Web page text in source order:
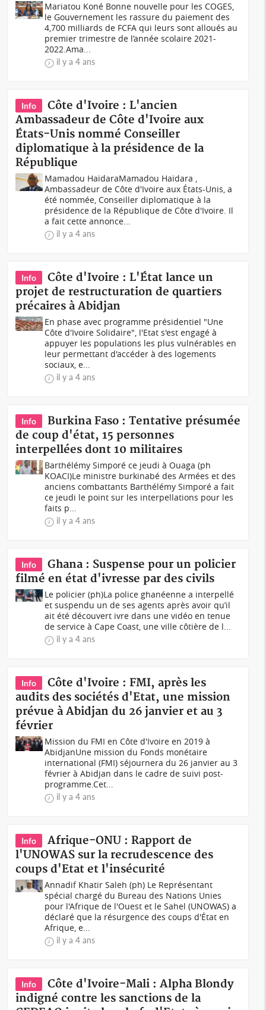
Mariatou Koné Bonne nouvelle pour les COGES,
le Gouvernement les rassure du paiement des
4,700 milliards de FCFA qui leurs sont alloués au
premier trimestre de l’année scolaire 2021-
2022.Ama...
il y a 4 ans
Info
Côte d'Ivoire : L'ancien
Ambassadeur de Côte d'Ivoire aux
États-Unis nommé Conseiller
diplomatique à la présidence de la
République
Mamadou HaïdaraMamadou Haïdara ,
Ambassadeur de Côte d'Ivoire aux États-Unis, a
été nommée, Conseiller diplomatique à la
présidence de la République de Côte d'Ivoire. Il
a fait cette annonce...
il y a 4 ans
Info
Côte d'Ivoire : L'État lance un
projet de restructuration de quartiers
précaires à Abidjan
En phase avec programme présidentiel "Une
Côte d'Ivoire Solidaire", l'Etat s'est engagé à
appuyer les populations les plus vulnérables en
leur permettant d'accéder à des logements
sociaux, e...
il y a 4 ans
Info
Burkina Faso : Tentative présumée
de coup d'état, 15 personnes
interpellées dont 10 militaires
Barthélémy Simporé ce jeudi à Ouaga (ph
KOACI)Le ministre burkinabé des Armées et des
anciens combattants Barthélémy Simporé a fait
ce jeudi le point sur les interpellations pour les
faits p...
il y a 4 ans
Info
Ghana : Suspense pour un policier
filmé en état d'ivresse par des civils
Le policier (ph)La police ghanéenne a interpellé
et suspendu un de ses agents après avoir qu’il
ait été découvert ivre dans une vidéo en tenue
de service à Cape Coast, une ville côtière de l...
il y a 4 ans
Info
Côte d'Ivoire : FMI, après les
audits des sociétés d'Etat, une mission
prévue à Abidjan du 26 janvier et au 3
février
Mission du FMI en Côte d'Ivoire en 2019 à
Abidjan Une mission du Fonds monétaire
international (FMI) séjournera du 26 janvier au 3
février à Abidjan dans le cadre de suivi post-
programme.Cet...
il y a 4 ans
Info
Afrique-ONU : Rapport de
l'UNOWAS sur la recrudescence des
coups d'Etat et l'insécurité
Annadif Khatir Saleh (ph) Le Représentant
spécial chargé du Bureau des Nations Unies
pour l'Afrique de l'Ouest et le Sahel (UNOWAS) a
déclaré que la résurgence des coups d'État en
Afrique, e...
il y a 4 ans
Info
Côte d'Ivoire-Mali : Alpha Blondy
indigné contre les sanctions de la